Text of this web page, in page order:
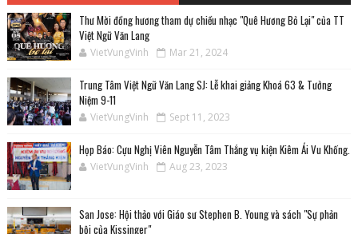
Thư Mời đồng hương tham dự chiều nhạc "Quê Hương Bỏ Lại" của TT
Việt Ngữ Văn Lang
VietVungVinh Mar 21, 2024
Trung Tâm Việt Ngữ Văn Lang SJ: Lễ khai giảng Khoá 63 & Tưởng
Niệm 9-11
VietVungVinh Sept 11, 2023
Họp Báo: Cựu Nghị Viên Nguyễn Tâm Thắng vụ kiện Kiêm Ái Vu Khống.
VietVungVinh Aug 23, 2023
San Jose: Hội thảo với Giáo sư Stephen B. Young và sách "Sự phản
bội của Kissinger"